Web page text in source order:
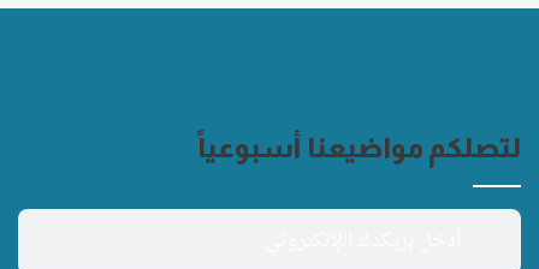
لتصلكم مواضيعنا أسبوعياً